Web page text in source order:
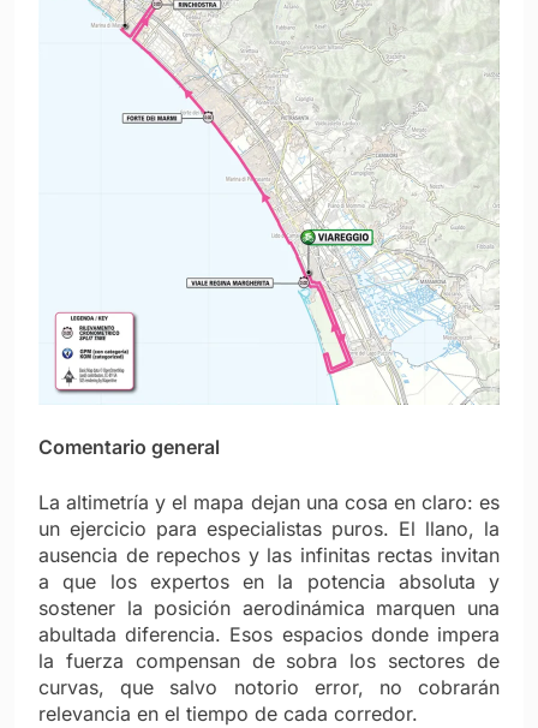
Comentario general
La altimetría y el mapa dejan una cosa en claro: es
un ejercicio para especialistas puros. El llano, la
ausencia de repechos y las infinitas rectas invitan
a que los expertos en la potencia absoluta y
sostener la posición aerodinámica marquen una
abultada diferencia. Esos espacios donde impera
la fuerza compensan de sobra los sectores de
curvas, que salvo notorio error, no cobrarán
relevancia en el tiempo de cada corredor.